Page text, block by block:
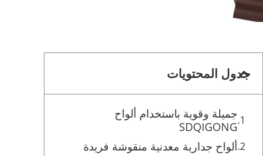
جدول المحتويات
جميلة وقوية باستخدام ألواح
SDQIGONG
ألواح جدارية معدنية منقوشة فريدة